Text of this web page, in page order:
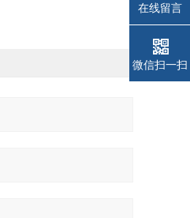
在线留言
微信扫一扫